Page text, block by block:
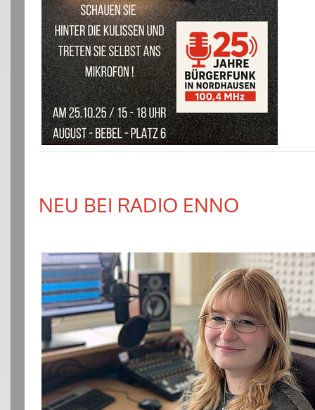
NEU BEI RADIO ENNO